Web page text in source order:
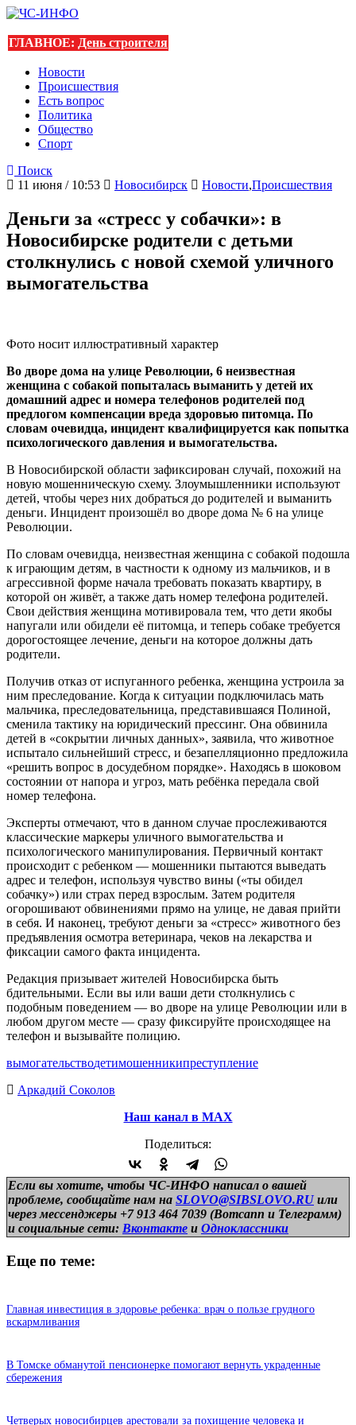
ГЛАВНОЕ: День строителя
Новости
Происшествия
Есть вопрос
Политика
Общество
Спорт
Поиск
11 июня / 10:53
Новосибирск Новости,Происшествия
Деньги за «стресс у собачки»: в
Новосибирске родители с детьми
столкнулись с новой схемой уличного
вымогательства
Фото носит иллюстративный характер
Во дворе дома на улице Революции, 6 неизвестная
женщина с собакой попыталась выманить у детей их
домашний адрес и номера телефонов родителей под
предлогом компенсации вреда здоровью питомца. По
словам очевидца, инцидент квалифицируется как попытка
психологического давления и вымогательства.
В Новосибирской области зафиксирован случай, похожий на
новую мошенническую схему. Злоумышленники используют
детей, чтобы через них добраться до родителей и выманить
деньги. Инцидент произошёл во дворе дома № 6 на улице
Революции.
По словам очевидца, неизвестная женщина с собакой подошла
к играющим детям, в частности к одному из мальчиков, и в
агрессивной форме начала требовать показать квартиру, в
которой он живёт, а также дать номер телефона родителей.
Свои действия женщина мотивировала тем, что дети якобы
напугали или обидели её питомца, и теперь собаке требуется
дорогостоящее лечение, деньги на которое должны дать
родители.
Получив отказ от испуганного ребенка, женщина устроила за
ним преследование. Когда к ситуации подключилась мать
мальчика, преследовательница, представившаяся Полиной,
сменила тактику на юридический прессинг. Она обвинила
детей в «сокрытии личных данных», заявила, что животное
испытало сильнейший стресс, и безапелляционно предложила
«решить вопрос в досудебном порядке». Находясь в шоковом
состоянии от напора и угроз, мать ребёнка передала свой
номер телефона.
Эксперты отмечают, что в данном случае прослеживаются
классические маркеры уличного вымогательства и
психологического манипулирования. Первичный контакт
происходит с ребенком — мошенники пытаются выведать
адрес и телефон, используя чувство вины («ты обидел
собачку») или страх перед взрослым. Затем родителя
огорошивают обвинениями прямо на улице, не давая прийти
в себя. И наконец, требуют деньги за «стресс» животного без
предъявления осмотра ветеринара, чеков на лекарства и
фиксации самого факта инцидента.
Редакция призывает жителей Новосибирска быть
бдительными. Если вы или ваши дети столкнулись с
подобным поведением — во дворе на улице Революции или в
любом другом месте — сразу фиксируйте происходящее на
телефон и вызывайте полицию.
вымогательстводетимошенникипреступление
Аркадий Соколов
Наш канал в МАХ
Поделиться:
Если вы хотите, чтобы ЧС-ИНФО написал о вашей
проблеме, сообщайте нам на SLOVO@SIBSLOVO.RU или
через мессенджеры +7 913 464 7039 (Вотсапп и Телеграмм)
и социальные сети: Вконтакте и Одноклассники
Еще по теме:
Главная инвестиция в здоровье ребенка: врач о пользе грудного
вскармливания
В Томске обманутой пенсионерке помогают вернуть украденные
сбережения
Четверых новосибирцев арестовали за похищение человека и